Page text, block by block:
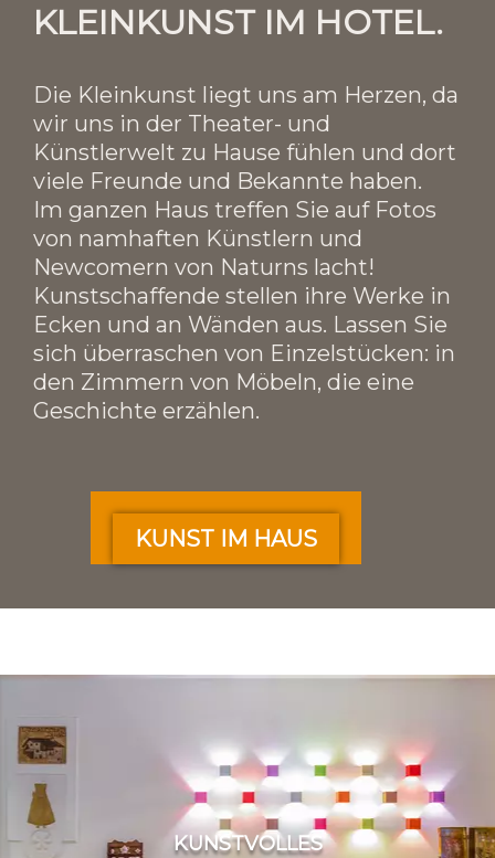
KLEINKUNST IM HOTEL.
Die Kleinkunst liegt uns am Herzen, da
wir uns in der Theater- und
Künstlerwelt zu Hause fühlen und dort
viele Freunde und Bekannte haben.
Im ganzen Haus treffen Sie auf Fotos
von namhaften Künstlern und
Newcomern von Naturns lacht!
Kunstschaffende stellen ihre Werke in
Ecken und an Wänden aus. Lassen Sie
sich überraschen von Einzelstücken: in
den Zimmern von Möbeln, die eine
Geschichte erzählen.
KUNST IM HAUS
KUNSTVOLLES